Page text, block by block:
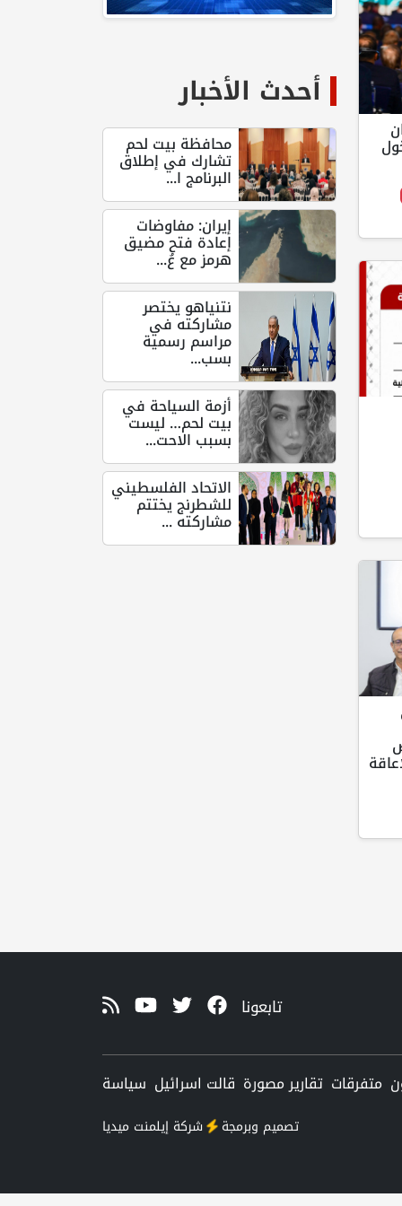
أحدث الأخبار
محافظة بيت لحم
تشارك في إطلاق
البرنامج ا...
إيران: مفاوضات
إعادة فتح مضيق
هرمز مع عُ...
نتنياهو يختصر
مشاركته في
مراسم رسمية
بسب...
أزمة السياحة في
بيت لحم… ليست
بسبب الاحت...
الاتحاد الفلسطيني
للشطرنج يختتم
مشاركته ...
تابعونا
متفرقات تقارير مصورة قالت اسرائيل سياسة
تصميم وبرمجة شركة إيلمنت ميديا